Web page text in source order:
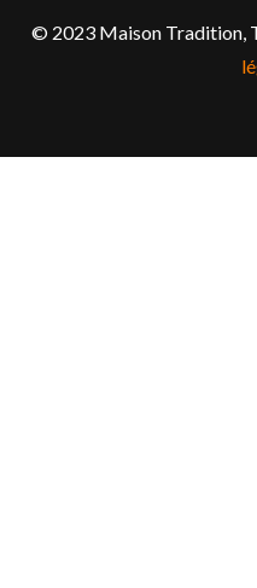
© 2023 Maison Tradition,